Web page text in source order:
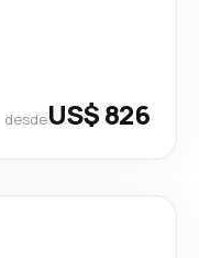
desdeUS$ 826